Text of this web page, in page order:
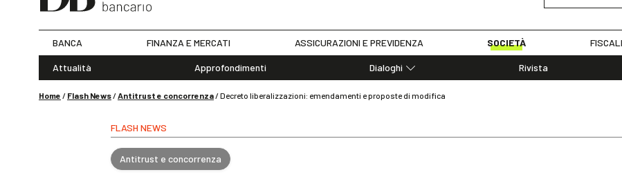
BANCA FINANZA E MERCATI ASSICURAZIONI E PREVIDENZA SOCIETÀ
Attualità Approfondimenti
Dialoghi
Rivista
Home / Flash News/Antitrust e concorrenza/Decreto liberalizzazioni: emendamenti e proposte di modifica
FLASH NEWS
Antitrust e concorrenza